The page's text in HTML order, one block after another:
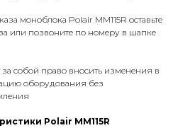
моноблока Polair MM115R оставьте
или позвоните по номеру в шапке
за собой право вносить изменения в
оборудования без
Polair MM115R